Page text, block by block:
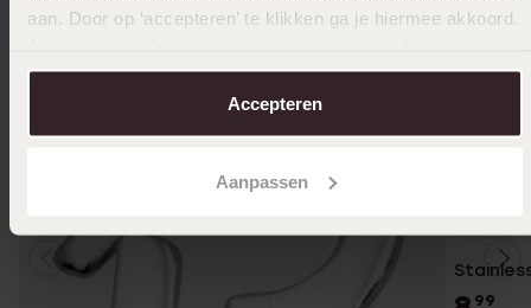
aan. Door op ‘accepteren’ te klikken ga je hiermee akkoord.
over in onscookiebeleid.
Accepteren
Aanpassen
99